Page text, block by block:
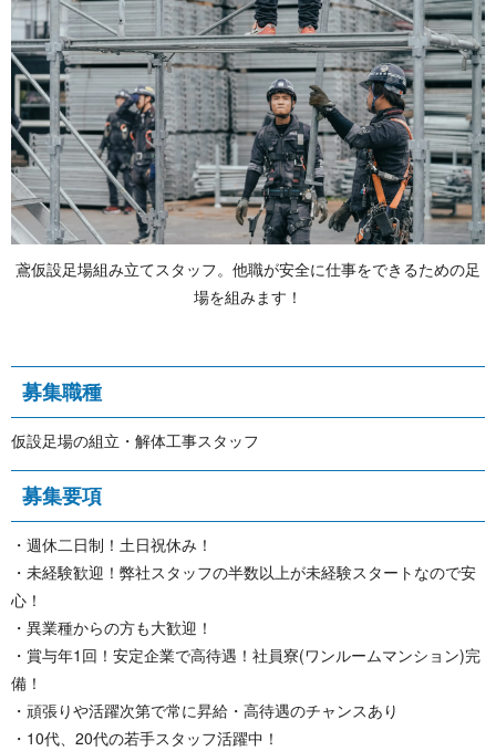
鳶仮設足場組み立てスタッフ。他職が安全に仕事をできるための足
場を組 み ま す ！
募 集 職 種
仮設足場の組立・解体工事 ス タ ッ フ
募 集 要 項
・週休二日制！土日祝休み！
・未経験歓迎！弊社スタッフの半数以上が未経験スタートなので安
心！
・異業種からの方も大歓迎！
・賞与年1回！安定企業で高待遇！社員寮(ワンルームマンション)完
備！
・頑張りや活躍次第で常に昇給・高待遇のチャンスあり
・10代、20代の若手スタッフ活躍中！